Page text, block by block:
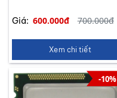
Giá: 600.000đ 700.000đ
Xem chi tiết
-10%